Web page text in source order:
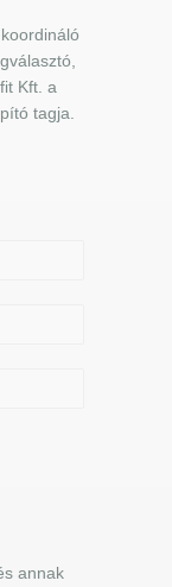
Kft. a
tagja.
annak